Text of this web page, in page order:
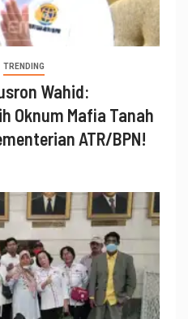
TRENDING
Wahid:
Oknum Mafia Tanah
ATR/BPN!